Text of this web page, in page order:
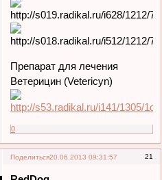
Препарат для лечения
Ветерицин (Vetericyn)
0
Поделиться 21
20.06.2013 09:31:57